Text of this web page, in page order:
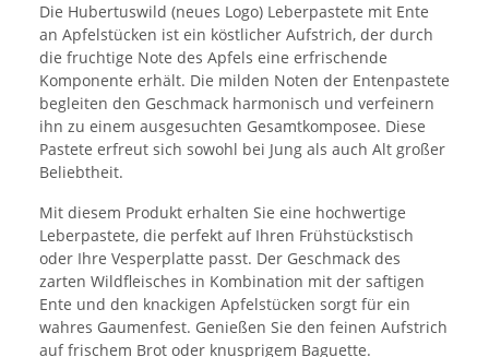
Die Hubertuswild (neues Logo) Leberpastete mit Ente
an Apfelstücken ist ein köstlicher Aufstrich, der durch
die fruchtige Note des Apfels eine erfrischende
Komponente erhält. Die milden Noten der Entenpastete
begleiten den Geschmack harmonisch und verfeinern
ihn zu einem ausgesuchten Gesamtkomposee. Diese
Pastete erfreut sich sowohl bei Jung als auch Alt großer
Beliebtheit.
Mit diesem Produkt erhalten Sie eine hochwertige
Leberpastete, die perfekt auf Ihren Frühstückstisch
oder Ihre Vesperplatte passt. Der Geschmack des
zarten Wildfleisches in Kombination mit der saftigen
Ente und den knackigen Apfelstücken sorgt für ein
wahres Gaumenfest. Genießen Sie den feinen Aufstrich
auf frischem Brot oder knusprigem Baguette.